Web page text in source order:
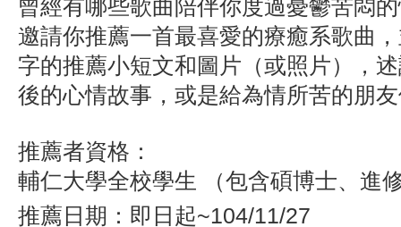
曾經有哪些歌曲陪伴你度過憂鬱苦悶
邀請你推薦一首最喜愛的療癒系歌曲
字的推薦小短文和圖片（或照片），
後的心情故事， 或是給為情所苦的朋
推薦者資格：
輔仁大學全校學生 （包含碩博士、進
推薦日期：即日起~104/11/27